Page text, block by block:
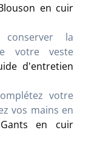
en cuir
la
votre veste
d'entretien
votre
vos mains en
Gants en cuir